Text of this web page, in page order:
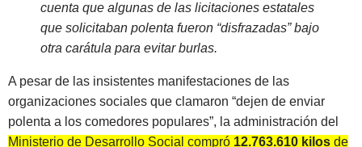
cuenta que algunas de las licitaciones estatales
que solicitaban polenta fueron “disfrazadas” bajo
otra carátula para evitar burlas.
A pesar de las insistentes manifestaciones de las
organizaciones sociales que clamaron “dejen de enviar
polenta a los comedores populares”, la administración del
Ministerio de Desarrollo Social compró 12.763.610 kilos de